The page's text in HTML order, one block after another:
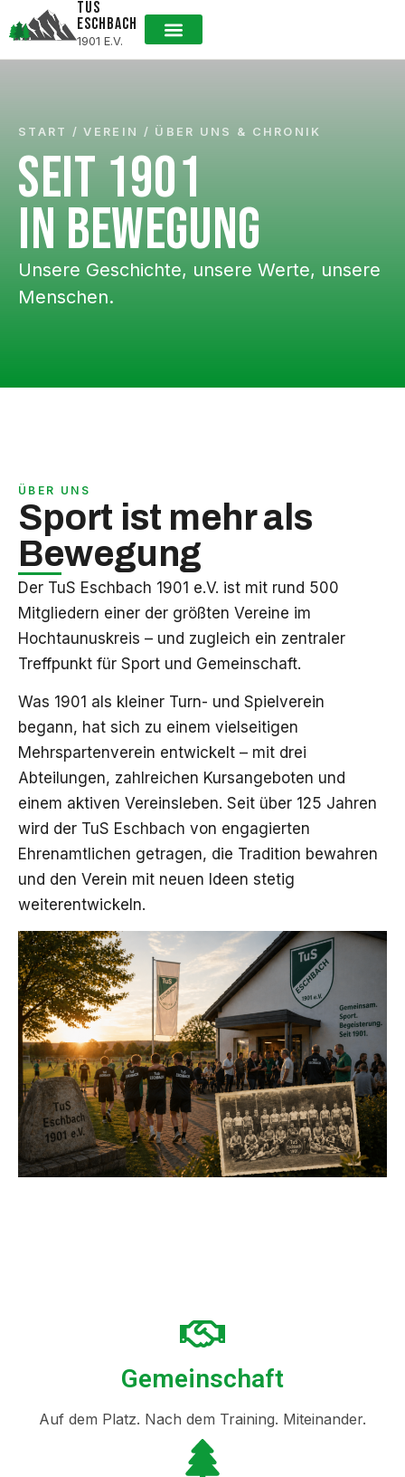
TUS
ESCHBACH
1901 E.V.
START /VEREIN / ÜBER UNS & CHRONIK
SEIT 1901
IN BEWEGUNG
Unsere Geschichte, unsere Werte, unsere
Menschen.
ÜBER UNS
Sport ist mehr als
Bewegung
Der TuS Eschbach 1901 e.V. ist mit rund 500
Mitgliedern einer der größten Vereine im
Hochtaunuskreis – und zugleich ein zentraler
Treffpunkt für Sport und Gemeinschaft.
Was 1901 als kleiner Turn- und Spielverein
begann, hat sich zu einem vielseitigen
Mehrspartenverein entwickelt – mit drei
Abteilungen, zahlreichen Kursangeboten und
einem aktiven Vereinsleben. Seit über 125 Jahren
wird der TuS Eschbach von engagierten
Ehrenamtlichen getragen, die Tradition bewahren
und den Verein mit neuen Ideen stetig
weiterentwickeln.
Gemeinschaft
Auf dem Platz. Nach dem Training. Miteinander.